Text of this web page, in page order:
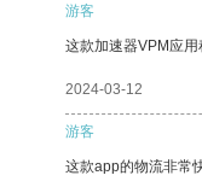
游客
这款加速器VPM应用
2024-03-12
游客
这款app的物流非常